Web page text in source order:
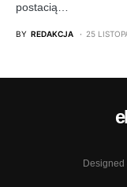
postacią…
BY REDAKCJA 25